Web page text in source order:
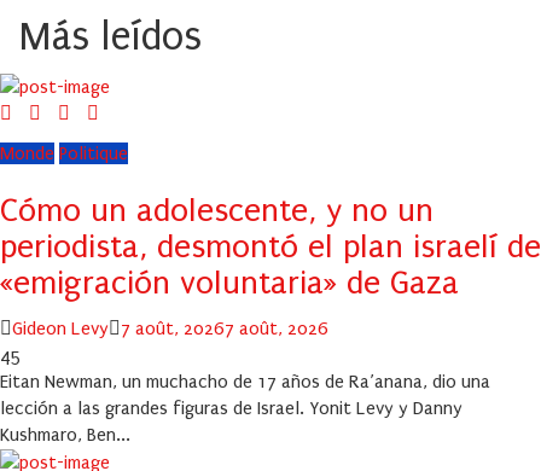
Más leídos
Monde Politique
Cómo un adolescente, y no un
periodista, desmontó el plan israelí de
«emigración voluntaria» de Gaza
Author
Gideon Levy
Posted
7 août, 20267 août, 2026
45
Eitan Newman, un muchacho de 17 años de Ra’anana, dio una
lección a las grandes figuras de Israel. Yonit Levy y Danny
Kushmaro, Ben...